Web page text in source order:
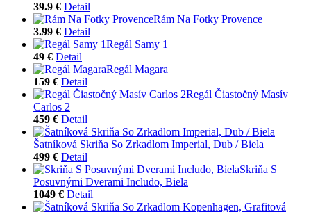
39.9 € Detail
Rám Na Fotky Provence
3.99 € Detail
Regál Samy 1
49 € Detail
Regál Magara
159 € Detail
Regál Čiastočný Masív
Carlos 2
459 € Detail
Šatníková Skriňa So Zrkadlom Imperial, Dub / Biela
499 € Detail
Skriňa S
Posuvnými Dverami Includo, Biela
1049 € Detail